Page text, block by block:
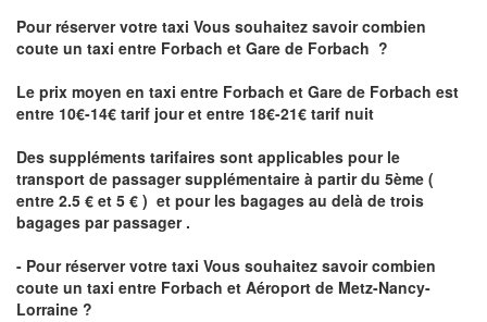
Pour réserver votre taxi Vous souhaitez savoircombien
coute un taxi entre Forbach et Gare de Forbach ?
Le prix moyen en taxi entre Forbach et Gare de Forbach est
entre 10€-14€ tarif jour et entre 18€-21€ tarif nuit
Des suppléments tarifaires sont applicables pour le
transport de passager supplémentaire à partir du 5ème (
entre 2.5 € et 5 € ) et pour les bagages au delà de trois
bagages par passager .
- Pour réserver votre taxi Vous souhaitez savoircombien
coute un taxi entre Forbach et Aéroport de Metz-Nancy-
Lorraine ?